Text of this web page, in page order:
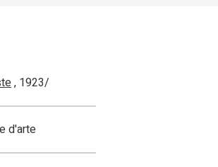
, 1923/
d'arte